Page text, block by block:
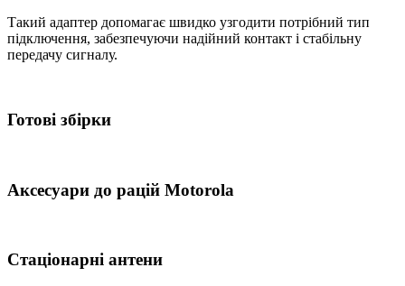
Такий адаптер допомагає швидко узгодити потрібний тип
підключення, забезпечуючи надійний контакт і стабільну
передачу сигналу.
Готові збірки
Аксесуари до рацій Motorola
Стаціонарні антени